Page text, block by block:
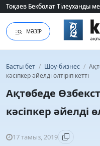
Тоқаев Бекболат Тілеуханды
Тоқаев Бекболат Тілеуханды
МӘЗІР
Басты бет / Шоу-бизнес /
кәсіпкер әйелді өлтіріп кетті
Ақтөбеде
кәсіпкер әйелді
17 тамыз, 2019